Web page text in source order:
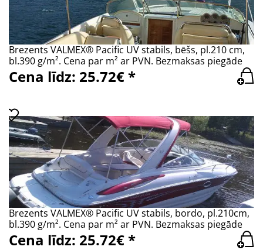
Brezents VALMEX® Pacific UV stabils, bēšs, pl.210 cm,
bl.390 g/m². Cena par m² ar PVN. Bezmaksas piegāde
Cena līdz: 25.72€ *
Brezents VALMEX® Pacific UV stabils, bordo, pl.210cm,
bl.390 g/m². Cena par m² ar PVN. Bezmaksas piegāde
Cena līdz: 25.72€ *